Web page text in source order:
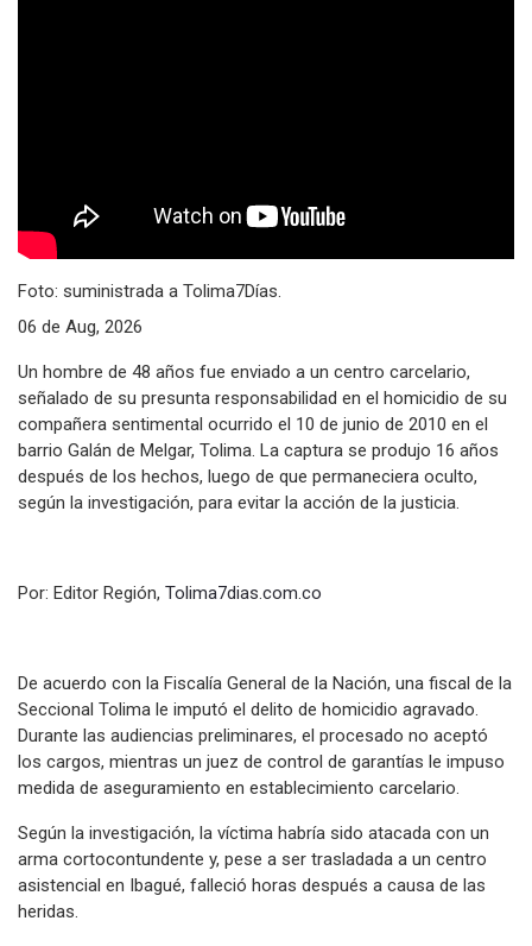
Foto: suministrada a Tolima7Días.
06 de Aug, 2026
Un hombre de 48 años fue enviado a un centro carcelario,
señalado de su presunta responsabilidad en el homicidio de su
compañera sentimental ocurrido el 10 de junio de 2010 en el
barrio Galán de Melgar, Tolima. La captura se produjo 16 años
después de los hechos, luego de que permaneciera oculto,
según la investigación, para evitar la acción de la justicia.
Por: Editor Región, Tolima7dias.com.co
De acuerdo con la Fiscalía General de la Nación, una fiscal de la
Seccional Tolima le imputó el delito de homicidio agravado.
Durante las audiencias preliminares, el procesado no aceptó
los cargos, mientras un juez de control de garantías le impuso
medida de aseguramiento en establecimiento carcelario.
Según la investigación, la víctima habría sido atacada con un
arma cortocontundente y, pese a ser trasladada a un centro
asistencial en Ibagué, falleció horas después a causa de las
heridas.